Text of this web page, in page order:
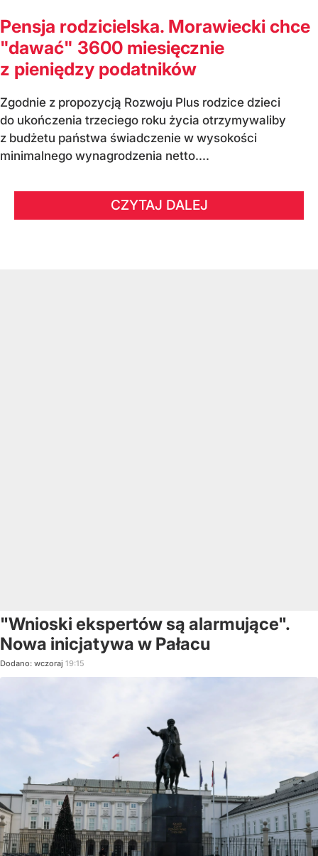
Pensja rodzicielska. Morawiecki chce
"dawać" 3600 miesięcznie
z pieniędzy podatników
Zgodnie z propozycją Rozwoju Plus rodzice dzieci
do ukończenia trzeciego roku życia otrzymywaliby
z budżetu państwa świadczenie w wysokości
minimalnego wynagrodzenia netto....
CZYTAJ DALEJ
"Wnioski ekspertów są alarmujące".
Nowa inicjatywa w Pałacu
Dodano: wczoraj 19:15